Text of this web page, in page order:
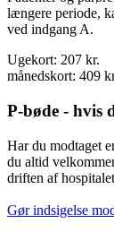
længere periode,
ved indgang A.
Ugekort: 207 kr.
månedskort: 409
P-bøde - hvis
Har du modtaget
du altid
driften af
Gør indsigelse